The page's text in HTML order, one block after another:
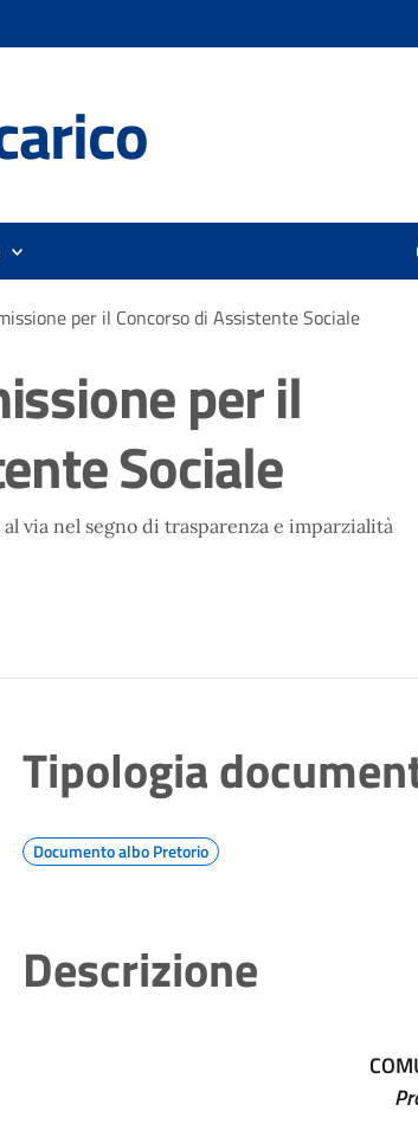
per il Concorso di Assistente Sociale
per il
Sociale
via nel segno di trasparenza e imparzialità
Tipologia
Documento albo Pretorio
Descrizione